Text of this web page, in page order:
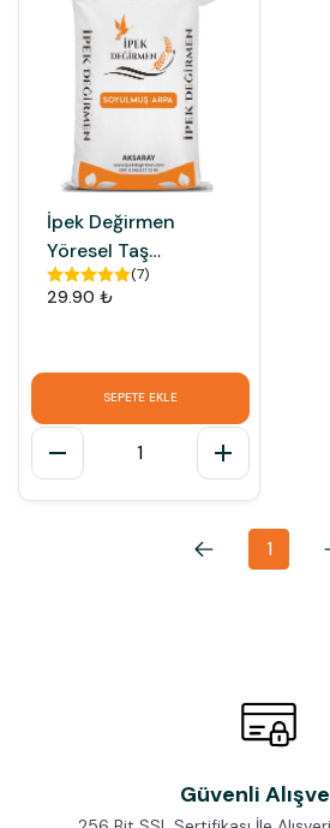
İpek Değirmen
Yöresel Taş
Değirmen Soyulmuş
Arpa Kabuksuz
(7)
29.90 ₺
SEPETE EKLE
1
1
Güvenli